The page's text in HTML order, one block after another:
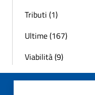
Tributi (1)
Ultime (167)
Viabilità (9)